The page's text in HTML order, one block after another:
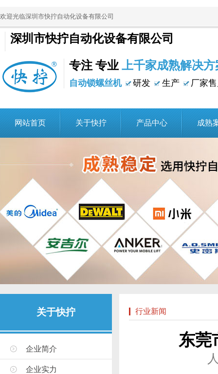
欢迎光临深圳市快拧自动化设备有限公司
深圳市快拧自动化设备有限公司
专注 专业 上千家成熟解决方
自动锁螺丝机 研发 生产 厂家
网站首页 关于快拧 产品中心 成熟
关于快拧
企业简介
企业实力
行业新闻
东莞